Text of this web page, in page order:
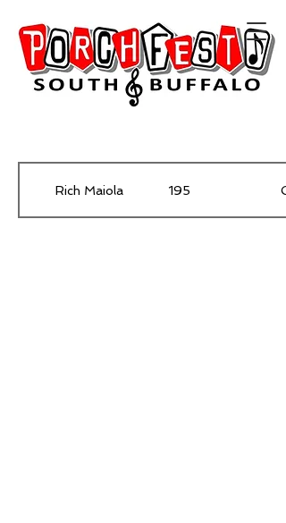
Rich Maiola 195